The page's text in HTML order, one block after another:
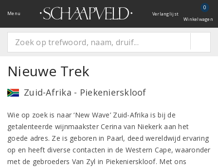
Menu Verlanglijst
0
Winkelwagen
Nieuwe Trek
Zuid-Afrika - Piekenierskloof
Wie op zoek is naar ‘New Wave’ Zuid-Afrika is bij de
getalenteerde wijnmaakster Cerina van Niekerk aan het
goede adres. Ze is geboren in Paarl, deed wereldwijd ervaring
op en heeft diverse contacten in de Western Cape, waaronder
met de gebroeders Van Zyl in Piekenierskloof. Met ons